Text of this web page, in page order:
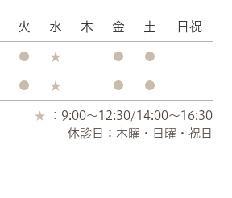
火 水 木 金 土 日祝
：9:00～12:30/14:00～16:30
休診日：木曜・日曜・祝日